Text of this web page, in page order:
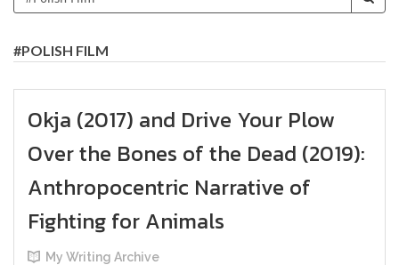
#POLISH FILM
Okja (2017) and Drive Your Plow
Over the Bones of the Dead (2019):
Anthropocentric Narrative of
Fighting for Animals
My Writing Archive